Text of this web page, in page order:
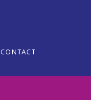
CONTACT